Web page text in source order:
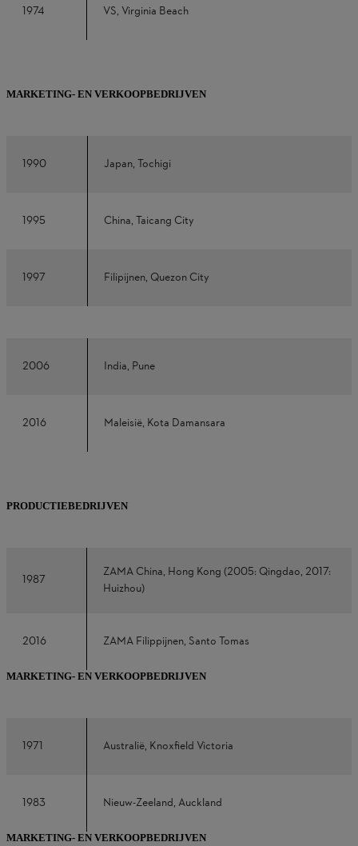
1974 VS, Virginia Beach
MARKETING- EN VERKOOPBEDRIJVEN
1990 Japan, Tochigi
1995 China, Taicang City
1997 Filipijnen, Quezon City
2006 India, Pune
2016 Maleisië, Kota Damansara
PRODUCTIEBEDRIJVEN
1987
ZAMA China, Hong Kong (2005: Qingdao, 2017:
Huizhou)
2016 ZAMA Filippijnen, Santo Tomas
MARKETING- EN VERKOOPBEDRIJVEN
1971 Australië, Knoxfield Victoria
1983 Nieuw-Zeeland, Auckland
MARKETING- EN VERKOOPBEDRIJVEN